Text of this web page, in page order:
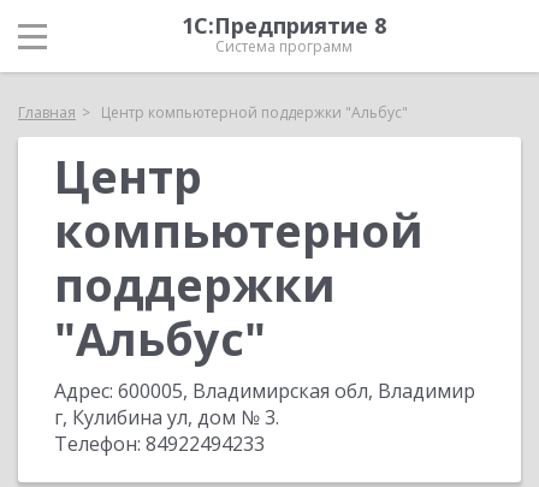
1С:Предприятие 8
Система программ
Главная Центр компьютерной поддержки "Альбус"
Центр
компьютерной
поддержки
"Альбус"
Адрес: 600005, Владимирская обл, Владимир
г, Кулибина ул, дом № 3.
Телефон: 84922494233